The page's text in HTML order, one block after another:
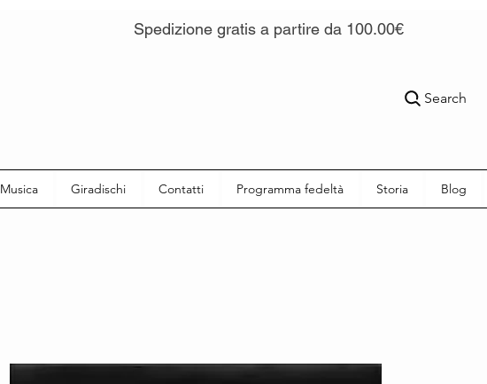
Spedizione gratis a partire da 100.00€
Search
Musica Giradischi Contatti Programma fedeltà Storia Blog